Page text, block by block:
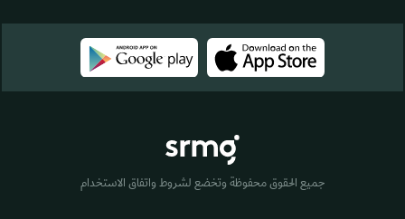
جميع الحقوق محفوظة وتخضع لشروط واتفاق الاستخدام